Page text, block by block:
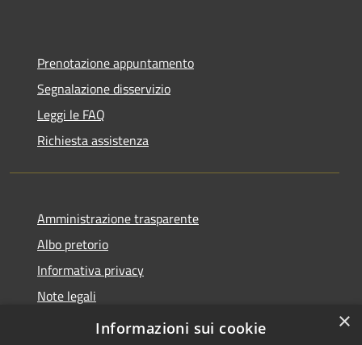
Prenotazione appuntamento
Segnalazione disservizio
Leggi le FAQ
Richiesta assistenza
Amministrazione trasparente
Albo pretorio
Informativa privacy
Note legali
Dichiarazione di accessibilità
×
Informazioni sui cookie